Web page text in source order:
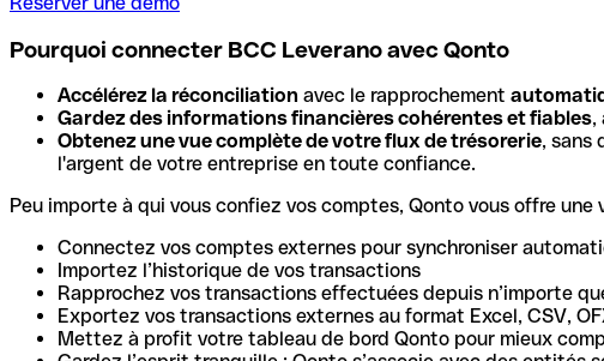
Pourquoi connecter BCC Leverano avec Qonto
Accélérez la réconciliation avec le rapprochement
Gardez des informations financières cohérentes et fiables,
Obtenez une vue complète de votre flux de trésorerie, sans
l'argent de votre entreprise en toute confiance.
Peu importe à qui vous confiez vos comptes, Qonto vous offre
Connectez vos comptes externes pour synchroniser
Importez l’historique de vos transactions
Rapprochez vos transactions effectuées depuis n’importe
Exportez vos transactions externes au format Excel, CSV,
Mettez à profit votre tableau de bord Qonto pour mieux